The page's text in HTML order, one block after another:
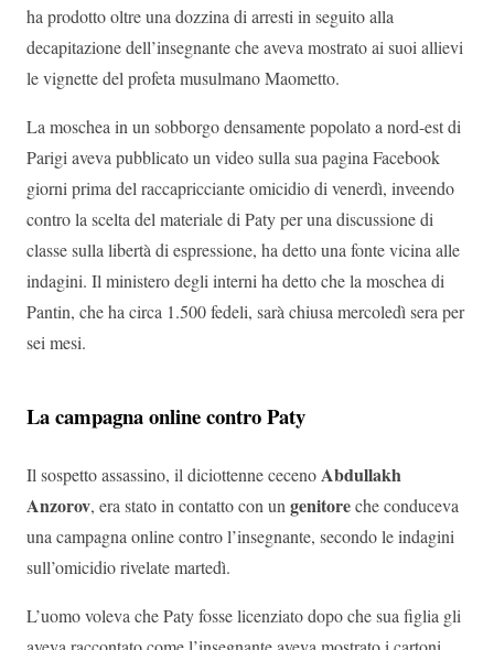
ha prodotto oltre una dozzina di arresti in seguito alla
decapitazione dell’insegnante che aveva mostrato ai suoi allievi
le vignette del profeta musulmano Maometto.
La moschea in un sobborgo densamente popolato a nord-est di
Parigi aveva pubblicato un video sulla sua pagina Facebook
giorni prima del raccapricciante omicidio di venerdì, inveendo
contro la scelta del materiale di Paty per una discussione di
classe sulla libertà di espressione, ha detto una fonte vicina alle
indagini. Il ministero degli interni ha detto che la moschea di
Pantin, che ha circa 1.500 fedeli, sarà chiusa mercoledì sera per
sei mesi.
La campagna online contro Paty
Il sospetto assassino, il diciottenne cecenoAbdullakh
Anzorov, era stato in contatto con ungenitoreche conduceva
una campagna online contro l’insegnante, secondo le indagini
sull’omicidio rivelate martedì.
L’uomo voleva che Paty fosse licenziato dopo che sua figlia gli